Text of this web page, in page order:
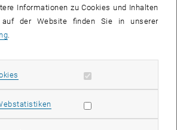
vergleichsweise junges Fachgebiet, das
statistischer Methoden bedient, um ein
analysiert wurden. Gemeinsam mit Prof.
„International Chemometrics Society“ ins
jähriges Jubiläum auf der SSC11
wurde. Mittlerweile erweisen sich
Informationen zu Cookies und Inhalten
auf der Website finden Sie in unserer
.
Erforderliche Cookies zulassen
Statistik Cookies zulassen